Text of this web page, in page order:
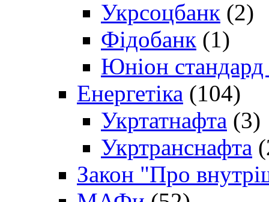
Укрсоцбанк (2)
Фідобанк (1)
Юніон стандард
Енергетіка (104)
Укртатнафта (3)
Укртранснафта
Закон "Про